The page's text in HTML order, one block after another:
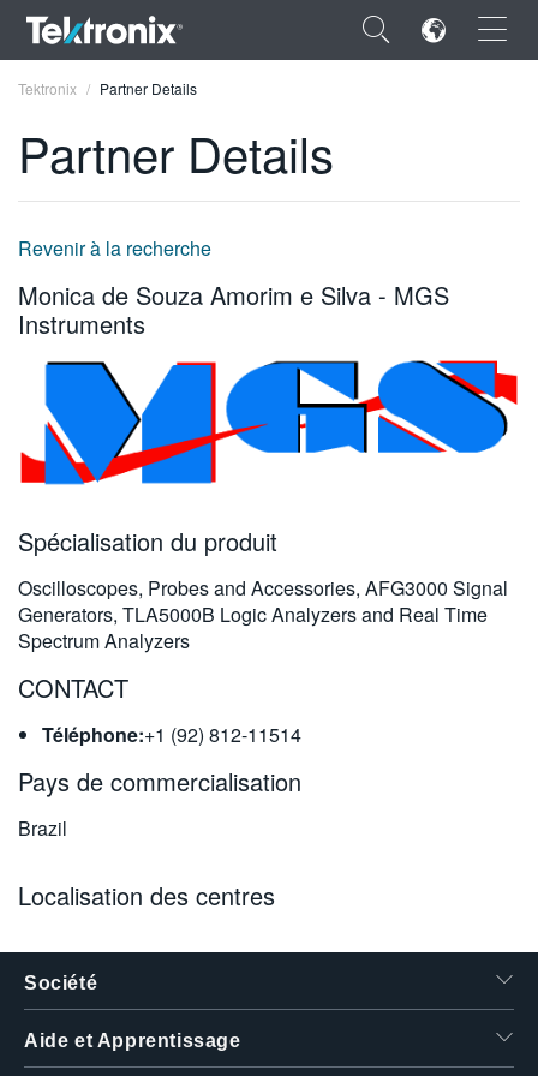
×
DEUTSCH
VIỆT NAM
简体中文
日本語
Tektronix Partner Details
Partner Details
Revenir à la recherche
Monica de Souza Amorim e Silva - MGS
Instruments
Spécialisation du produit
Oscilloscopes, Probes and Accessories, AFG3000 Signal
Generators, TLA5000B Logic Analyzers and Real Time
Spectrum Analyzers
CONTACT
Téléphone:+1 (92) 812-11514
Pays de commercialisation
Brazil
Localisation des centres
Société
Aide et Apprentissage